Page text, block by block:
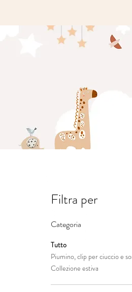
Filtra per
Categoria
Tutto
Piumino, clip per ciuccio e
Collezione estiva